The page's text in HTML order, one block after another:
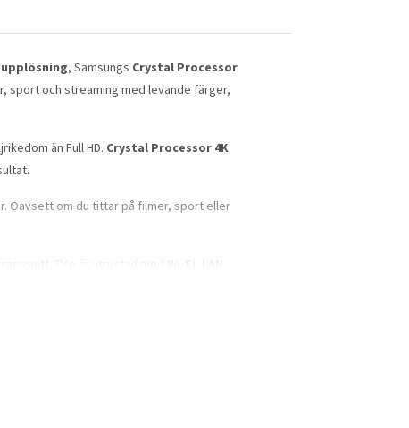
upplösning, Samsungs Crystal Processor
sport och streaming med levande färger,
än Full HD. Crystal Processor 4K
Oavsett om du tittar på filmer, sport eller